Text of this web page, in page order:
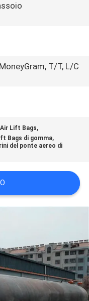
T/T, L/C
Lift Bags,
Bags di gomma,
del ponte aereo di